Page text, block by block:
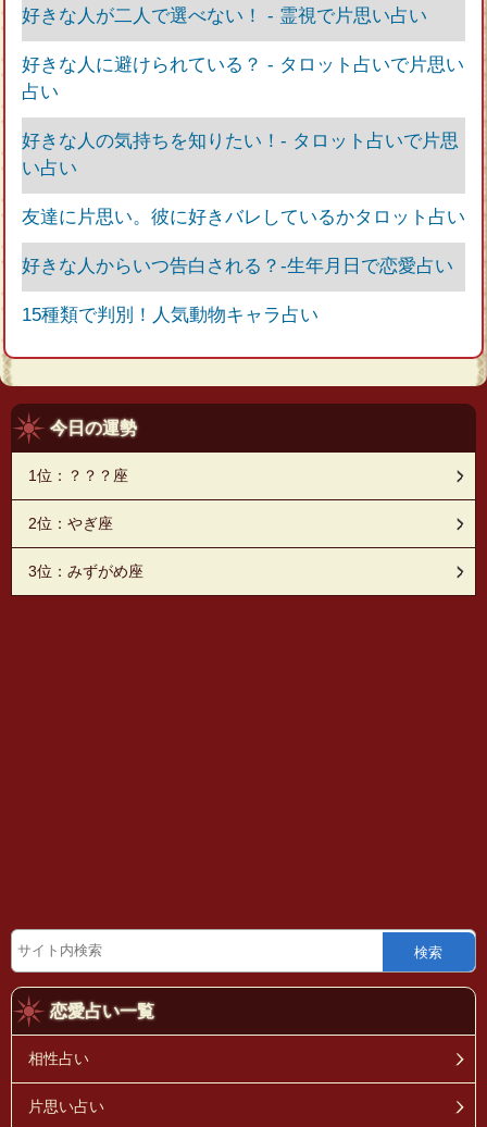
好きな人が二人で選べない！ ‐ 霊視で片思い占い
好きな人に避けられている？ ‐ タロット占いで片思い
占い
好きな人の気持ちを知りたい！‐ タロット占いで片思
い占い
友達に片思い。彼に好きバレしているかタロット占い
好きな人からいつ告白される？‐生年月日で恋愛占い
15種類で判別！人気動物キャラ占い
今日の運勢
1位：？？？座
2位：やぎ座
3位：みずがめ座
検索
恋愛占い一覧
相性占い
片思い占い